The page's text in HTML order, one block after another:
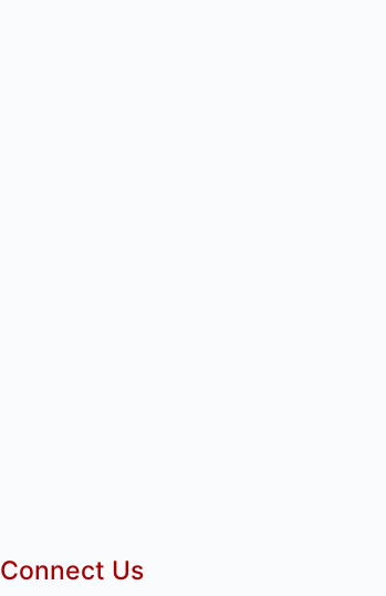
Connect Us